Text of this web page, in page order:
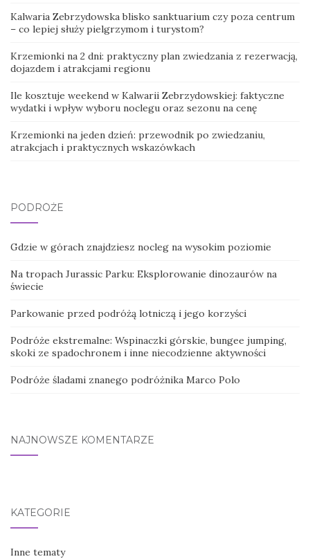
Kalwaria Zebrzydowska blisko sanktuarium czy poza centrum
– co lepiej służy pielgrzymom i turystom?
Krzemionki na 2 dni: praktyczny plan zwiedzania z rezerwacją,
dojazdem i atrakcjami regionu
Ile kosztuje weekend w Kalwarii Zebrzydowskiej: faktyczne
wydatki i wpływ wyboru noclegu oraz sezonu na cenę
Krzemionki na jeden dzień: przewodnik po zwiedzaniu,
atrakcjach i praktycznych wskazówkach
PODRÓŻE
Gdzie w górach znajdziesz nocleg na wysokim poziomie
Na tropach Jurassic Parku: Eksplorowanie dinozaurów na
świecie
Parkowanie przed podróżą lotniczą i jego korzyści
Podróże ekstremalne: Wspinaczki górskie, bungee jumping,
skoki ze spadochronem i inne niecodzienne aktywności
Podróże śladami znanego podróżnika Marco Polo
NAJNOWSZE KOMENTARZE
KATEGORIE
Inne tematy